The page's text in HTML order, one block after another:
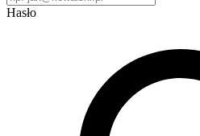
Hasło